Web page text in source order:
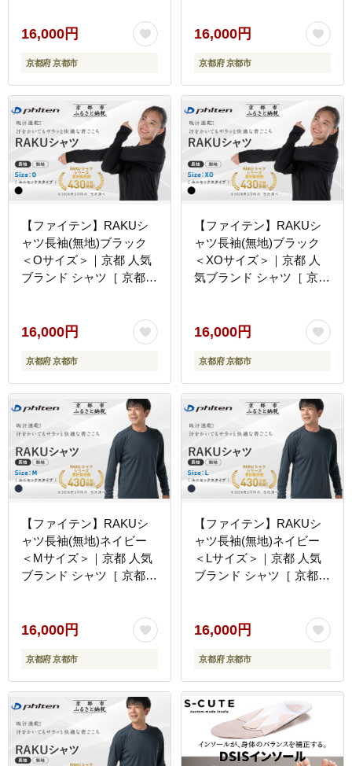
プル ボディケア 健康 ス
ポーツ ブランド トップス
ロンT 無地 お取り寄せ 通
販 送料無料 ふるさと納税
16,000円
京都府 京都市
プル ボディケア 健康 ス
ポーツ ブランド トップス
ロンT 無地 お取り寄せ 通
販 送料無料 ふるさと納税
16,000円
京都府 京都市
【ファイテン】RAKUシ
ャツ長袖(無地)ブラック
＜Oサイズ＞｜京都 人気
ブランド シャツ［ 京都
プル ボディケア 健康 ス
ポーツ ブランド トップス
ロンT 無地 お取り寄せ 通
販 送料無料 ふるさと納税
16,000円
京都府 京都市
【ファイテン】RAKUシ
ャツ長袖(無地)ブラック
＜XOサイズ＞｜京都 人
気ブランド シャツ［ 京都
プル ボディケア 健康 ス
ポーツ ブランド トップス
ロンT 無地 お取り寄せ 通
販 送料無料 ふるさと納税
16,000円
京都府 京都市
【ファイテン】RAKUシ
ャツ長袖(無地)ネイビー
＜Mサイズ＞｜京都 人気
ブランド シャツ［ 京都
プル ボディケア 健康 ス
ポーツ ブランド トップス
ロンT 無地 お取り寄せ 通
販 送料無料 ふるさと納税
16,000円
京都府 京都市
【ファイテン】RAKUシ
ャツ長袖(無地)ネイビー
＜Lサイズ＞｜京都 人気
ブランド シャツ［ 京都
プル ボディケア 健康 ス
ポーツ ブランド トップス
ロンT 無地 お取り寄せ 通
販 送料無料 ふるさと納税
］
16,000円
京都府 京都市